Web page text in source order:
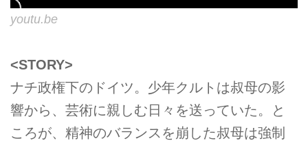
youtu.be
<STORY>
ナチ政権下のドイツ。少年クルトは叔母の影
響から、芸術に親しむ日々を送っていた。と
ころが、精神のバランスを崩した叔母は強制